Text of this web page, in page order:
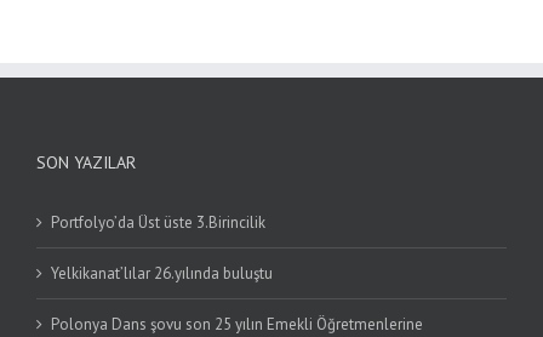
SON YAZILAR
Portfolyo’da Üst üste 3.Birincilik
Yelkikanat’lılar 26.yılında buluştu
Polonya Dans şovu son 25 yılın Emekli Öğretmenlerine